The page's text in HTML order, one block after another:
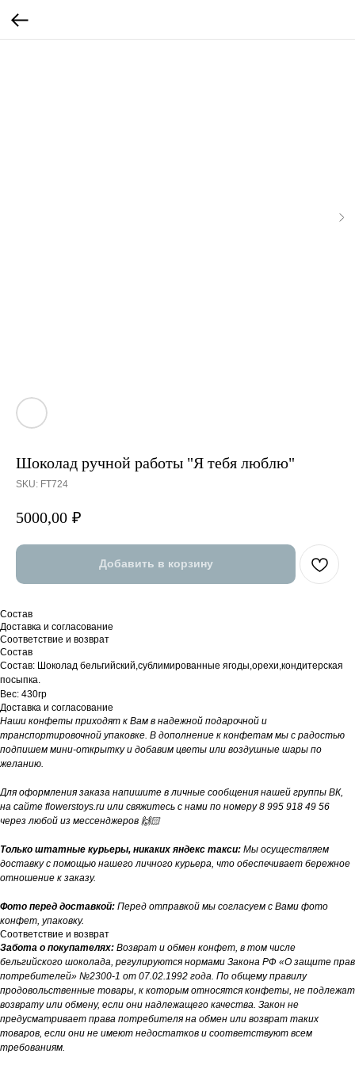
Шоколад ручной работы "Я тебя люблю"
SKU: FT724
5000,00 ₽
Добавить в корзину
Состав
Доставка и согласование
Соответствие и возврат
Состав
Состав: Шоколад бельгийский,сублимированные ягоды,орехи,кондитерская
посыпка.
Вес: 430гр
Доставка и согласование
Наши конфеты приходят к Вам в надежной подарочной и
транспортировочной упаковке. В дополнение к конфетам мы с радостью
подпишем мини-открытку и добавим цветы или воздушные шары по
желанию.
Для оформления заказа напишите в личные сообщения нашей группы ВК,
на сайте flowerstoys.ru или свяжитесь с нами по номеру 8 995 918 49 56
через любой из мессенджеров 🙌🏻
Только штатные курьеры, никаких яндекс такси: Мы осуществляем
доставку с помощью нашего личного курьера, что обеспечивает бережное
отношение к заказу.
Фото перед доставкой: Перед отправкой мы согласуем с Вами фото
конфет, упаковку.
Соответствие и возврат
Забота о покупателях: Возврат и обмен конфет, в том числе
бельгийского шоколада, регулируются нормами Закона РФ «О защите прав
потребителей» №2300-1 от 07.02.1992 года. По общему правилу
продовольственные товары, к которым относятся конфеты, не подлежат
возврату или обмену, если они надлежащего качества. Закон не
предусматривает права потребителя на обмен или возврат таких
товаров, если они не имеют недостатков и соответствуют всем
требованиям.